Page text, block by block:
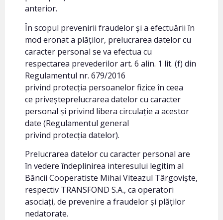
anterior.
În scopul prevenirii fraudelor și a efectuării în
mod eronat a plăților, prelucrarea datelor cu
caracter personal se va efectua cu
respectarea prevederilor art. 6 alin. 1 lit. (f) din
Regulamentul nr. 679/2016
privind protecția persoanelor fizice în ceea
ce priveșteprelucrarea datelor cu caracter
personal și privind libera circulație a acestor
date (Regulamentul general
privind protecția datelor).
Prelucrarea datelor cu caracter personal are
în vedere îndeplinirea interesului legitim al
Băncii Cooperatiste Mihai Viteazul Târgoviște,
respectiv TRANSFOND S.A., ca operatori
asociați, de prevenire a fraudelor și plăților
nedatorate.